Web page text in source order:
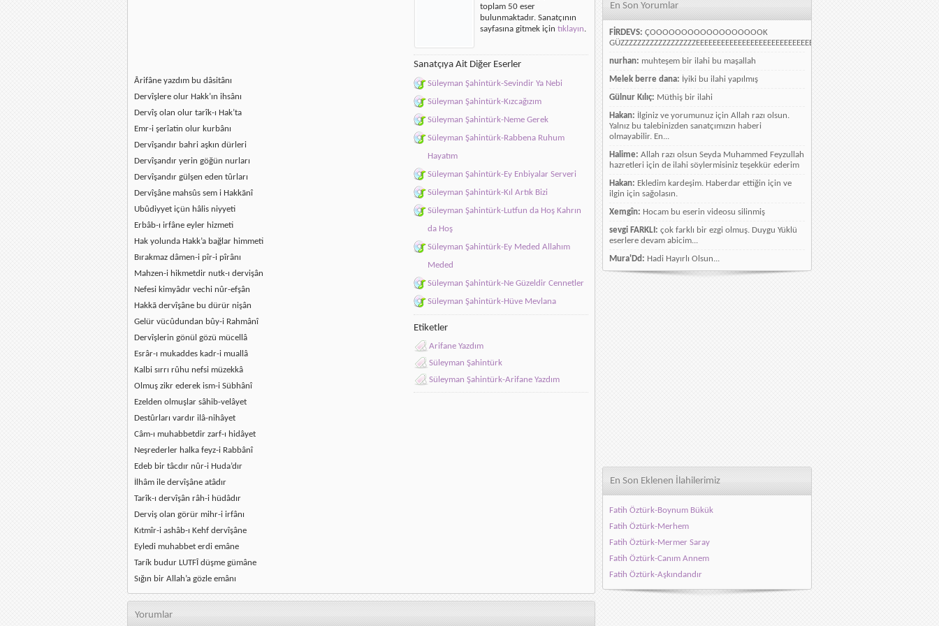
Ârifâne yazdım bu dâsitânı
Dervîşlere olur Hakk’ın ihsânı
Dervîş olan olur tarîk-ı Hak’ta
Emr-i şerîatin olur kurbânı
Dervîşandır bahri aşkın dürleri
Dervîşandır yerin göğün nurları
Dervîşandır gülşen eden tûrları
Dervîşâne mahsûs sem i Hakkānî
Ubûdiyyet içün hâlis niyyeti
Erbâb-ı irfâne eyler hizmeti
Hak yolunda Hakk’a bağlar himmeti
Bırakmaz dâmen-i pîr-i pîrânı
Mahzen-i hikmetdir nutk-ı dervişân
Nefesi kimyâdır vechi nûr-efşân
Hakkā dervîşâne bu dürür nişân
Gelür vücûdundan bûy-i Rahmânî
Dervîşlerin gönül gözü mücellâ
Esrâr-ı mukaddes kadr-i muallâ
Kalbi sırrı rûhu nefsi müzekkâ
Olmuş zikr ederek ism-i Sübhânî
Ezelden olmuşlar sâhib-velâyet
Destûrları vardır ilâ-nihâyet
Câm-ı muhabbetdir zarf-ı hidâyet
Neşrederler halka feyz-i Rabbânî
Edeb bir tâcdır nûr-i Huda’dır
İlhâm ile dervîşâne atâdır
Tarîk-ı dervîşân râh-i hüdâdır
Derviş olan görür mihr-i irfânı
Kıtmîr-i ashâb-ı Kehf dervîşâne
Eyledi muhabbet erdi emâne
Tarík budur LUTFÎ düşme gümâne
Sığın bir Allah’a gözle emânı
toplam 50 eser
bulunmaktadır. Sanatçının
sayfasına gitmek için tıklayın.
Sanatçıya Ait Diğer Eserler
Süleyman Şahintürk-Sevindir Ya Nebi
Süleyman Şahintürk-Kızcağızım
Süleyman Şahintürk-Neme Gerek
Süleyman Şahintürk-Rabbena Ruhum
Hayatım
Süleyman Şahintürk-Ey Enbiyalar Serveri
Süleyman Şahintürk-Kıl Artık Bizi
Süleyman Şahintürk-Lutfun da Hoş Kahrın
da Hoş
Süleyman Şahintürk-Ey Meded Allahım
Meded
Süleyman Şahintürk-Ne Güzeldir Cennetler
Süleyman Şahintürk-Hüve Mevlana
Etiketler
Arifane Yazdım
Süleyman Şahintürk
Süleyman Şahintürk-Arifane Yazdım
Yorumlar
En Son Yorumlar
FİRDEVS: ÇOOOOOOOOOOOOOOOOOOK
GÜZZZZZZZZZZZZZZZZZZEEEEEEEEEEEEEEEEEEEEEEEEEEEEELLLLLLLLLLLLLLLLLLLLLLLL
nurhan: muhteşem bir ilahi bu maşallah
Melek berre dana: İyiki bu ilahi yapılmış
Gülnur Kılıç: Müthiş bir ilahi
Hakan: İlginiz ve yorumunuz için Allah razı olsun.
Yalnız bu talebinizden sanatçımızın haberi
olmayabilir. En...
Halime: Allah razı olsun Seyda Muhammed Feyzullah
hazretleri için de ilahi söylermisiniz teşekkür ederim
Hakan: Ekledim kardeşim. Haberdar ettiğin için ve
ilgin için sağolasın.
Xemgîn: Hocam bu eserin videosu silinmiş
sevgi FARKLI: çok farklı bir ezgi olmuş. Duygu Yüklü
eserlere devam abicim...
Mura'Dd: Hadi Hayırlı Olsun...
En Son Eklenen İlahilerimiz
Fatih Öztürk-Boynum Bükük
Fatih Öztürk-Merhem
Fatih Öztürk-Mermer Saray
Fatih Öztürk-Canım Annem
Fatih Öztürk-Aşkındandır